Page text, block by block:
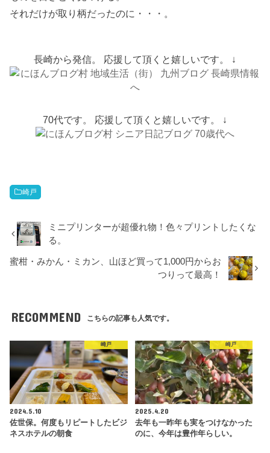
それだけが取り柄だったのに・・・。
長崎から発信。 応援して頂くと嬉しいです。 ↓
70代です。 応援して頂くと嬉しいです。 ↓
崎戸
ミニプリンターが超優れ物！色々プリントしたくな
る。
蜜柑・みかん・ミカン、山ほど買って1,000円からお
つりって最高！
RECOMMEND こちらの記事も人気です。
崎戸
2024.5.10
佐世保。何度もリピートしたビジ
ネスホテルの朝食
崎戸
2025.4.20
去年も一昨年も実をつけなかった
のに、今年は豊作年らしい。